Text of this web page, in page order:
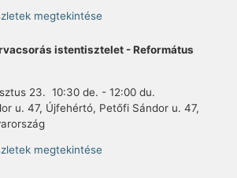
megtekintése
istentisztelet - Református
23. 10:30 de. - 12:00 du.
u. 47, Újfehértó, Petőfi Sándor u. 47,
megtekintése